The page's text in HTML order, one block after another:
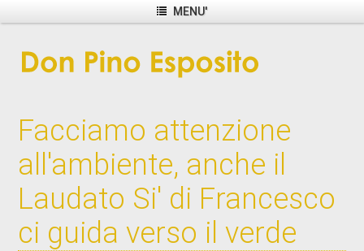
MENU'
Facciamo attenzione
all'ambiente, anche il
Laudato Si' di Francesco
ci guida verso il verde